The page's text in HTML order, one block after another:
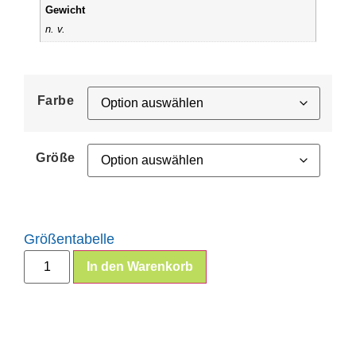
Gewicht
n. v.
Farbe
Größe
Größentabelle
In den Warenkorb